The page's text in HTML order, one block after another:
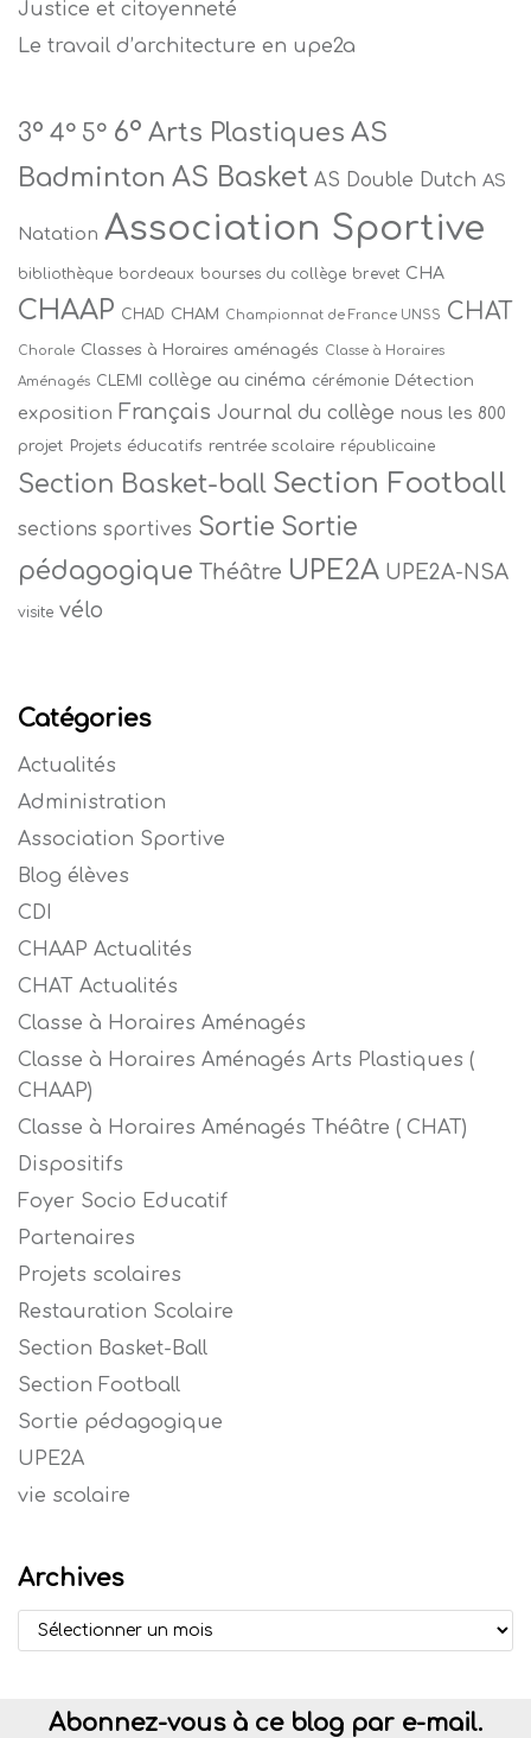
Justice et citoyenneté
Le travail d’architecture en upe2a
3° 4° 5° 6° Arts Plastiques AS
Badminton AS Basket AS Double Dutch AS
Natation Association Sportive
bibliothèque bordeaux bourses du collège brevet CHA
CHAAP CHAD CHAM Championnat de France UNSS CHAT
Chorale Classes à Horaires aménagés Classe à Horaires
Aménagés CLEMI collège au cinéma cérémonie Détection
exposition Français Journal du collège nous les 800
projet Projets éducatifs rentrée scolaire républicaine
Section Basket-ball Section Football
sections sportives Sortie Sortie
pédagogique Théâtre UPE2A UPE2A-NSA
visite vélo
Catégories
Actualités
Administration
Association Sportive
Blog élèves
CDI
CHAAP Actualités
CHAT Actualités
Classe à Horaires Aménagés
Classe à Horaires Aménagés Arts Plastiques (
CHAAP)
Classe à Horaires Aménagés Théâtre ( CHAT)
Dispositifs
Foyer Socio Educatif
Partenaires
Projets scolaires
Restauration Scolaire
Section Basket-Ball
Section Football
Sortie pédagogique
UPE2A
vie scolaire
Archives
Abonnez-vous à ce blog par e-mail.